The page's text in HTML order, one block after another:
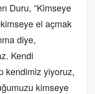
Duru, “Kimseye
el açmak
diye,
Kendi
kendimiz yiyoruz,
kimseye